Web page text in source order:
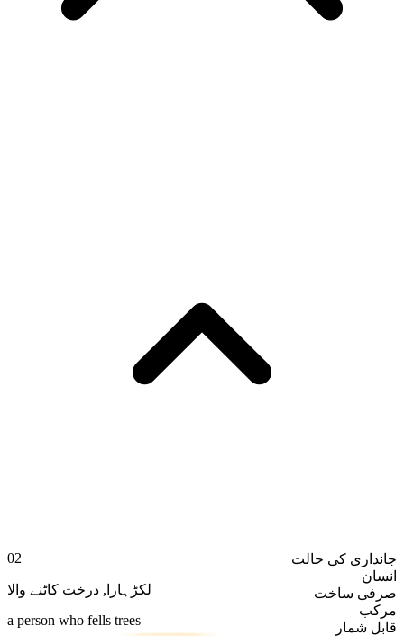
جانداری کی حالت
انسان
صرفی ساخت
مرکب
قابلِ شمار
02
لکڑہارا , درخت کاٹنے والا
a person who fells trees